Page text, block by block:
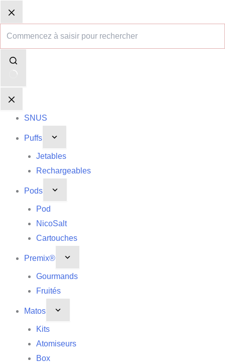
au
contenu
résultat
SNUS
Puffs
Jetables
Rechargeables
Pods
Pod
NicoSalt
Cartouches
Premix®
Gourmands
Fruités
Matos
Kits
Atomiseurs
Box
d’achat
d’achat